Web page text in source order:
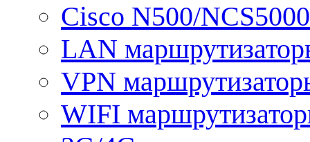
Cisco N500/
LAN
VPN
WIFI